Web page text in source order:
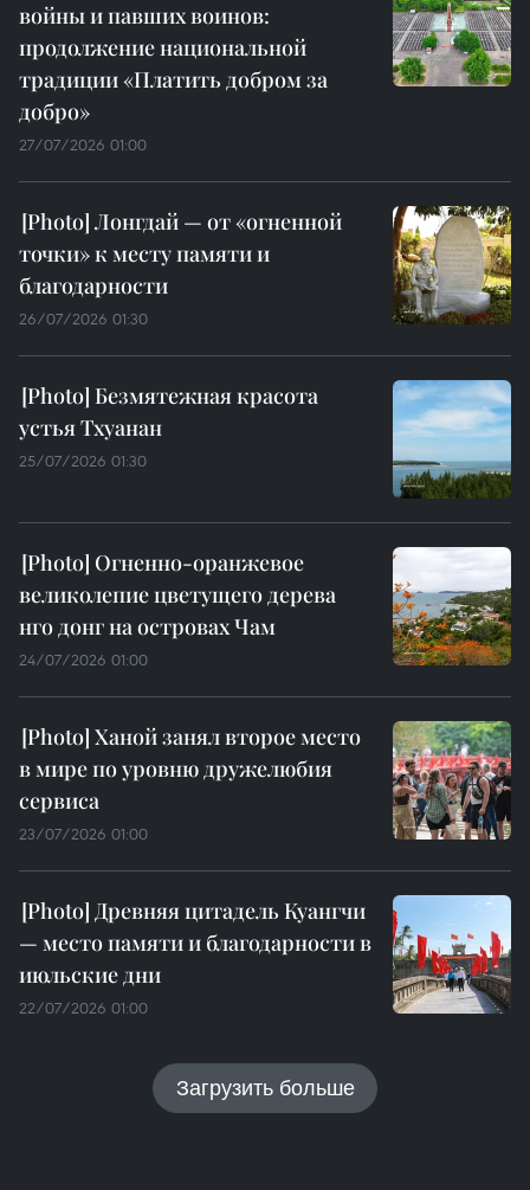
войны и павших воинов:
продолжение национальной
традиции «Платить добром за
добро»
27/07/2026 01:00
Лонгдай — от «огненной
точки» к месту памяти и
благодарности
26/07/2026 01:30
Безмятежная красота
устья Тхуанан
25/07/2026 01:30
Огненно-оранжевое
великолепие цветущего дерева
нго донг на островах Чам
24/07/2026 01:00
Ханой занял второе место
в мире по уровню дружелюбия
сервиса
23/07/2026 01:00
Древняя цитадель Куангчи
— место памяти и благодарности в
июльские дни
22/07/2026 01:00
Загрузить больше